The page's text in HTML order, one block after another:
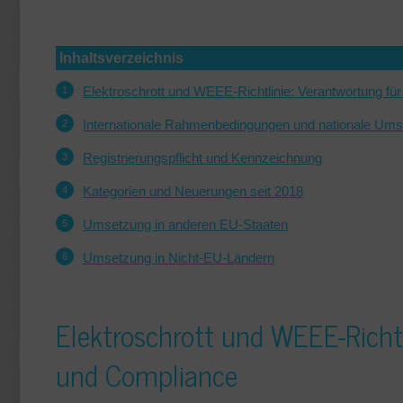
Inhaltsverzeichnis
Elektroschrott und WEEE-Richtlinie: Verantwortung
Internationale Rahmenbedingungen und nationale
Registrierungspflicht und Kennzeichnung
Kategorien und Neuerungen seit 2018
Umsetzung in anderen EU-Staaten
Umsetzung in Nicht-EU-Ländern
Elektroschrott und WEEE-
und Compliance
recycling.de
Loges, Sebastian
Senior Key Account Manager International
Tel.:+49 221 800 332 26
sebastian.loges@deutsche-recycling.de